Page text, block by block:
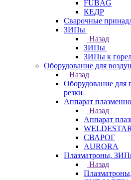
FUBAG
КЕДР
Сварочные
ЗИПы
Назад
ЗИПы
ЗИПы к
Оборудование для
Назад
Оборудование для
резки
Аппарат
Назад
Аппарат
СВАРОГ
AURORA
Плазматроны,
Назад